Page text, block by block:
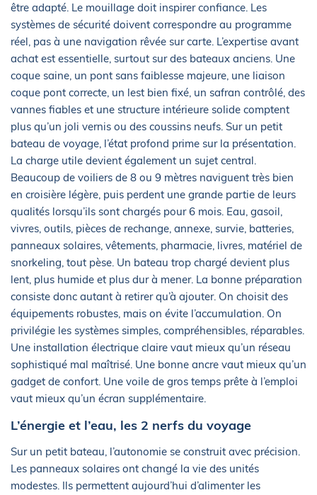
être adapté. Le mouillage doit inspirer confiance. Les
systèmes de sécurité doivent correspondre au programme
réel, pas à une navigation rêvée sur carte. L’expertise avant
achat est essentielle, surtout sur des bateaux anciens. Une
coque saine, un pont sans faiblesse majeure, une liaison
coque pont correcte, un lest bien fixé, un safran contrôlé, des
vannes fiables et une structure intérieure solide comptent
plus qu’un joli vernis ou des coussins neufs. Sur un petit
bateau de voyage, l’état profond prime sur la présentation.
La charge utile devient également un sujet central.
Beaucoup de voiliers de 8 ou 9 mètres naviguent très bien
en croisière légère, puis perdent une grande partie de leurs
qualités lorsqu’ils sont chargés pour 6 mois. Eau, gasoil,
vivres, outils, pièces de rechange, annexe, survie, batteries,
panneaux solaires, vêtements, pharmacie, livres, matériel de
snorkeling, tout pèse. Un bateau trop chargé devient plus
lent, plus humide et plus dur à mener. La bonne préparation
consiste donc autant à retirer qu’à ajouter. On choisit des
équipements robustes, mais on évite l’accumulation. On
privilégie les systèmes simples, compréhensibles, réparables.
Une installation électrique claire vaut mieux qu’un réseau
sophistiqué mal maîtrisé. Une bonne ancre vaut mieux qu’un
gadget de confort. Une voile de gros temps prête à l’emploi
vaut mieux qu’un écran supplémentaire.
L’énergie et l’eau, les 2 nerfs du voyage
Sur un petit bateau, l’autonomie se construit avec précision.
Les panneaux solaires ont changé la vie des unités
modestes. Ils permettent aujourd’hui d’alimenter les